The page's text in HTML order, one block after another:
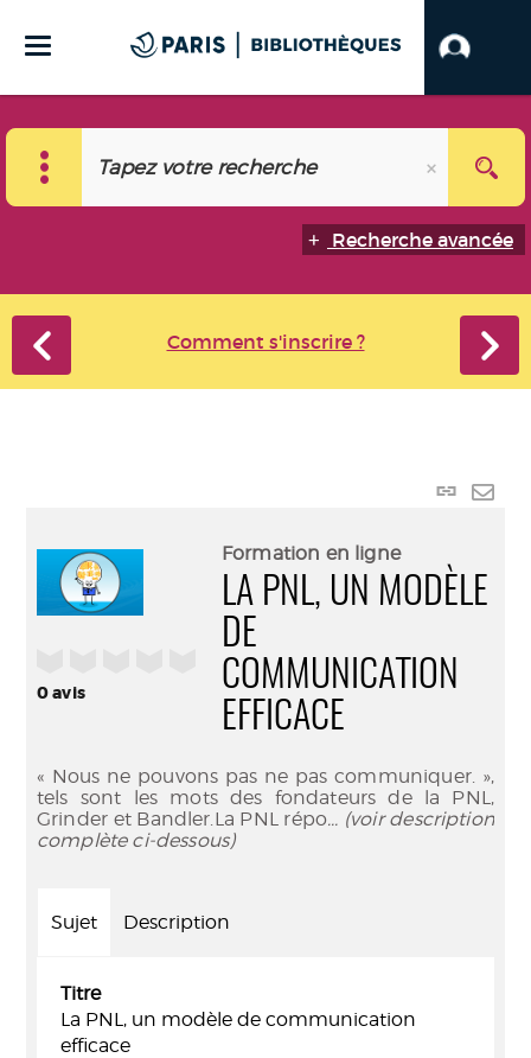
Recherche avancée
Comment s'inscrire ?
Lien
mail
0avis
Formation en ligne
LA PNL, UN MODÈLE
DE
COMMUNICATION
EFFICACE
« Nous ne pouvons pas ne pas communiquer. »,
tels sont les mots des fondateurs de la PNL,
Grinder et Bandler.La PNL répo... (voir description
complète ci-dessous)
Sujet Description
Titre
La PNL, un modèle de communication
efficace